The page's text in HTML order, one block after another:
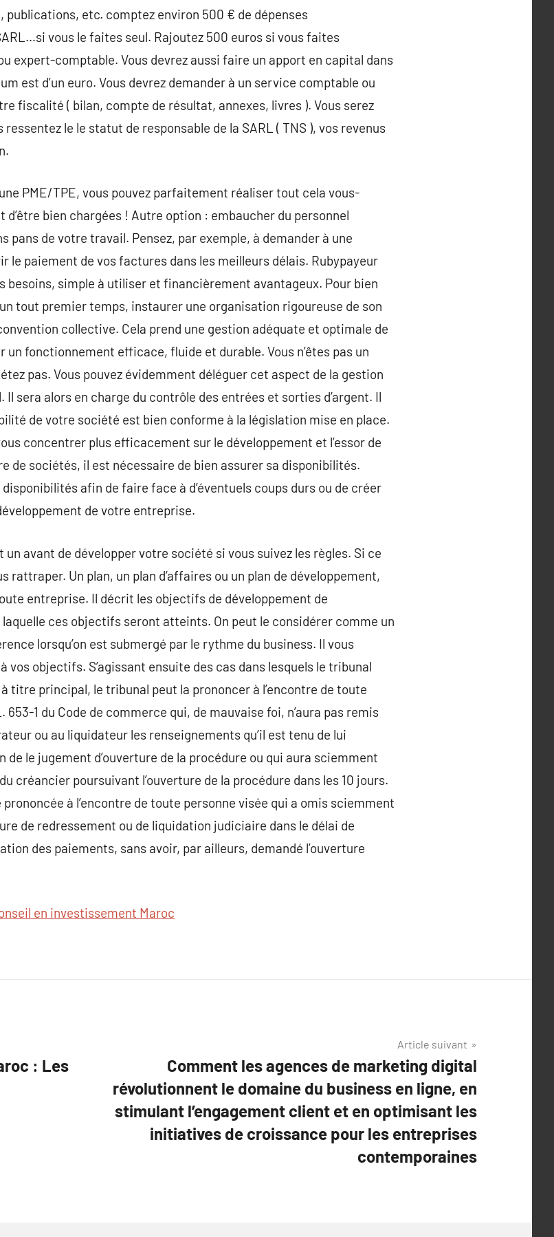
etc. comptez environ 500 € de dépenses
vous le faites seul. Rajoutez 500 euros si vous faites
expert-comptable. Vous devrez aussi faire un apport en capital dans
est d’un euro. Vous devrez demander à un service comptable ou
fiscalité ( bilan, compte de résultat, annexes, livres ). Vous serez
le le statut de responsable de la SARL ( TNS ), vos revenus
PME/TPE, vous pouvez parfaitement réaliser tout cela vous-
d’être bien chargées ! Autre option : embaucher du personnel
de votre travail. Pensez, par exemple, à demander à une
le paiement de vos factures dans les meilleurs délais. Rubypayeur
besoins, simple à utiliser et financièrement avantageux. Pour bien
tout premier temps, instaurer une organisation rigoureuse de son
collective. Cela prend une gestion adéquate et optimale de
fonctionnement efficace, fluide et durable. Vous n’êtes pas un
pas. Vous pouvez évidemment déléguer cet aspect de la gestion
sera alors en charge du contrôle des entrées et sorties d’argent. Il
de votre société est bien conforme à la législation mise en place.
concentrer plus efficacement sur le développement et l’essor de
de sociétés, il est nécessaire de bien assurer sa disponibilités.
afin de faire face à d’éventuels coups durs ou de créer
de votre entreprise.
avant de développer votre société si vous suivez les règles. Si ce
rattraper. Un plan, un plan d’affaires ou un plan de développement,
entreprise. Il décrit les objectifs de développement de
ces objectifs seront atteints. On peut le considérer comme un
lorsqu’on est submergé par le rythme du business. Il vous
objectifs. S’agissant ensuite des cas dans lesquels le tribunal
titre principal, le tribunal peut la prononcer à l’encontre de toute
1 du Code de commerce qui, de mauvaise foi, n’aura pas remis
ou au liquidateur les renseignements qu’il est tenu de lui
le jugement d’ouverture de la procédure ou qui aura sciemment
créancier poursuivant l’ouverture de la procédure dans les 10 jours.
à l’encontre de toute personne visée qui a omis sciemment
de redressement ou de liquidation judiciaire dans le délai de
des paiements, sans avoir, par ailleurs, demandé l’ouverture
en investissement Maroc
: Les
Article suivant
Comment les agences de marketing digital
révolutionnent le domaine du business en ligne, en
stimulant l’engagement client et en optimisant les
initiatives de croissance pour les entreprises
contemporaines